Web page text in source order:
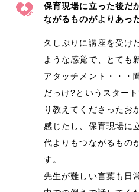
保育現場に立った後だ
ながるものがよりあっ
久しぶりに講座を受け
ような感覚で、とても
アタッチメント・・・
だっけ?というスター
り教えてくださったお
感じたし、保育現場に
代よりもつながるもの
す。
先生が難しい言葉も日